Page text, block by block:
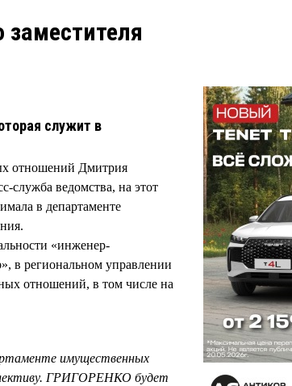
служит в
отношений Дмитрия
ведомства, на этот
в департаменте
«инженер-
в региональном управлении
отношений, в том числе на
имущественных
ГРИГОРЕНКО будет